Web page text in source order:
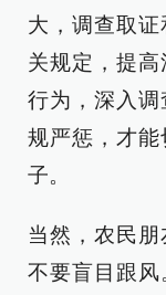
大，调查取
关规定，提
行为，深入
规严惩，才
子。
当然，农民朋
不要盲目跟风